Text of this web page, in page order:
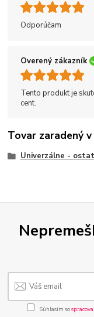
Odporúčam
Overený zákazník
Tento produkt je
cent.
Tovar zaradený
Univerzálne -
Súhlasím so